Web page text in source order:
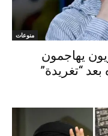
منوعات
يهاجمون
“تغريدة”